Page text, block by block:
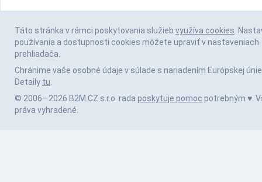
Táto stránka v rámci poskytovania služieb využíva cookies.
používania a dostupnosti cookies môžete upraviť v nastaveniach
prehliadača.
Chránime vaše osobné údaje v súlade s nariadením Európskej únie
Detaily tu.
© 2006—2026 B2M.CZ s.r.o. rada poskytuje pomoc potrebným ♥️.
práva vyhradené.